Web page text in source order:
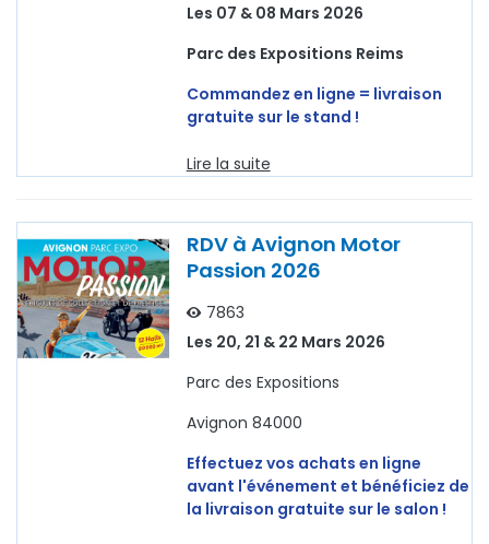
Les 07 & 08 Mars 2026
Parc des Expositions Reims
Commandez en ligne = livraison
gratuite sur le stand !
Lire la suite
RDV à Avignon Motor
Passion 2026
7863
Les 20, 21 & 22 Mars 2026
Parc des Expositions
Avignon 84000
Effectuez vos achats en ligne
avant l'événement et bénéficiez de
la livraison gratuite sur le salon !